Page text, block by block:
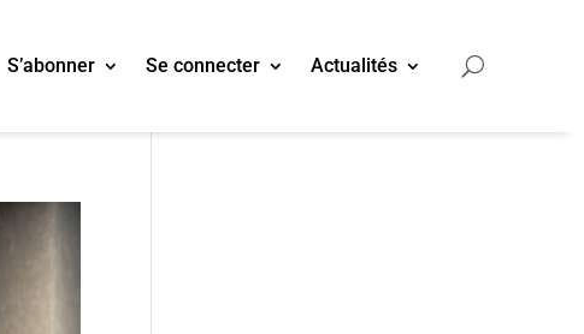
S’abonner Se connecter Actualités